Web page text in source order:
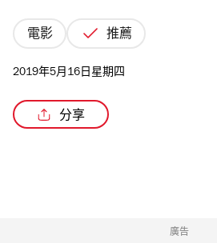
電影 推薦
2019年5月16日星期四
分享
廣告